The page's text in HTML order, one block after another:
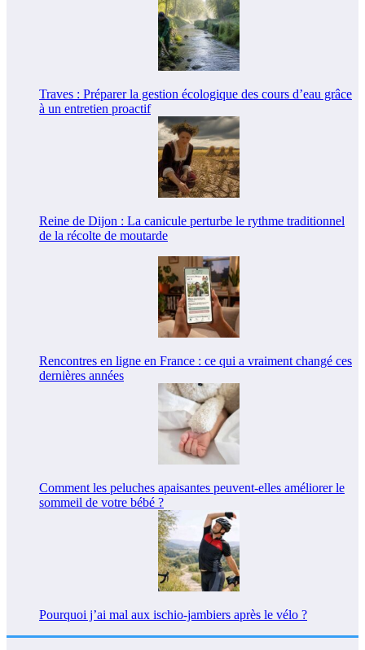
Traves : Préparer la gestion écologique des cours d’eau grâce
à un entretien proactif
Reine de Dijon : La canicule perturbe le rythme traditionnel
de la récolte de moutarde
Rencontres en ligne en France : ce qui a vraiment changé ces
dernières années
Comment les peluches apaisantes peuvent-elles améliorer le
sommeil de votre bébé ?
Pourquoi j’ai mal aux ischio-jambiers après le vélo ?